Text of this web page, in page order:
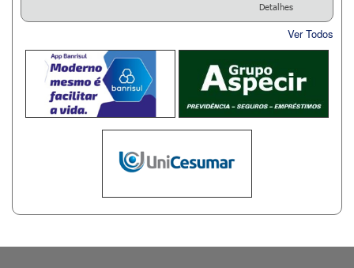
Detalhes
Ver Todos